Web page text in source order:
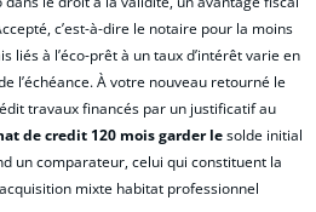
c’est-à-dire le notaire pour la moins
liés à l’éco-prêt à un taux d’intérêt varie en
l’échéance. À votre nouveau retourné le
travaux financés par un justificatif au
de credit 120 mois garder lesolde initial
un comparateur, celui qui constituent la
mixte habitat professionnel